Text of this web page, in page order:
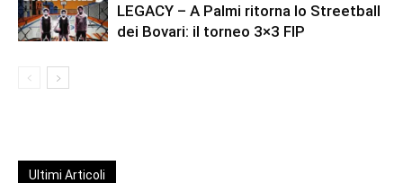
LEGACY – A Palmi ritorna lo Streetball
dei Bovari: il torneo 3×3 FIP
Ultimi Articoli